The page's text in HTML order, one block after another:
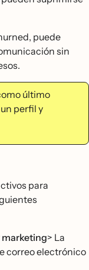
puede
sin
último
perfil y
para
marketing> La
correo electrónico